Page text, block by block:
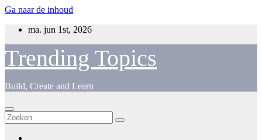
Ga naar de inhoud
ma. jun 1st, 2026
Trending Topics
Build, Create and Learn